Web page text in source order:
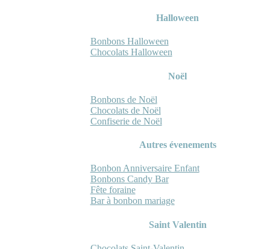
Halloween
Bonbons Halloween
Chocolats Halloween
Noël
Bonbons de Noël
Chocolats de Noël
Confiserie de Noël
Autres évenements
Bonbon Anniversaire Enfant
Bonbons Candy Bar
Fête foraine
Bar à bonbon mariage
Saint Valentin